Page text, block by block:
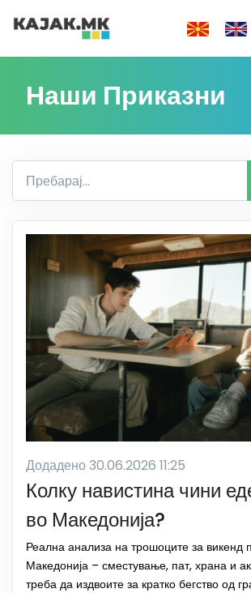
Наши Приказни
Додадено 30.06.2026 11:25
Колку навистина чини
во Македонија?
Реална анализа на трошоците за викенд
Македонија – сместување, пат, храна и
треба да издвоите за кратко бегство од